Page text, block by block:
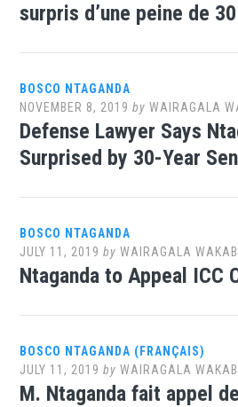
surpris d’une peine de
BOSCO NTAGANDA
NOVEMBER 8, 2019 byWAIRAGALA
Defense Lawyer Says
Surprised by 30-Year
BOSCO NTAGANDA
JULY 11, 2019 byWAIRAGALA WAKABI
Ntaganda to Appeal ICC
BOSCO NTAGANDA (FRANÇAIS)
JULY 11, 2019 byWAIRAGALA WAKABI
M. Ntaganda fait appel